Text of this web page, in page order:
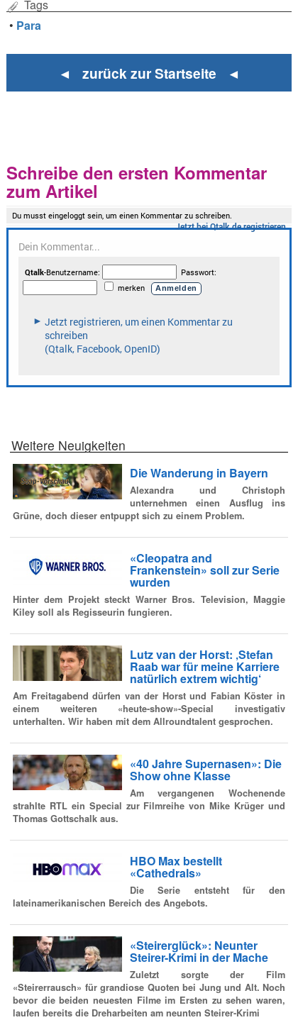
Tags
• Para
◄ zurück zur Startseite ◄
Schreibe den ersten Kommentar
zum Artikel
Weitere Neuigkeiten
Die Wanderung in Bayern
Alexandra und Christoph
unternehmen einen Ausflug ins
Grüne, doch dieser entpuppt sich zu einem Problem.
«Cleopatra and
Frankenstein» soll zur Serie
wurden
Hinter dem Projekt steckt Warner Bros. Television, Maggie
Kiley soll als Regisseurin fungieren.
Lutz van der Horst: ‚Stefan
Raab war für meine Karriere
natürlich extrem wichtig‘
Am Freitagabend dürfen van der Horst und Fabian Köster in
einem weiteren «heute-show»-Special investigativ
unterhalten. Wir haben mit dem Allroundtalent gesprochen.
«40 Jahre Supernasen»: Die
Show ohne Klasse
Am vergangenen Wochenende
strahlte RTL ein Special zur Filmreihe von Mike Krüger und
Thomas Gottschalk aus.
HBO Max bestellt
«Cathedrals»
Die Serie entsteht für den
lateinamerikanischen Bereich des Angebots.
«Steirerglück»: Neunter
Steirer-Krimi in der Mache
Zuletzt sorgte der Film
«Steirerrausch» für grandiose Quoten bei Jung und Alt. Noch
bevor die beiden neuesten Filme im Ersten zu sehen waren,
laufen bereits die Dreharbeiten am neunten Steirer-Krimi